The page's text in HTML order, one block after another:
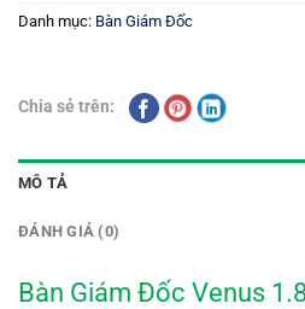
Danh mục: Bàn Giám Đốc
Chia sẻ trên:
MÔ TẢ
ĐÁNH GIÁ (0)
Bàn Giám Đốc Venus